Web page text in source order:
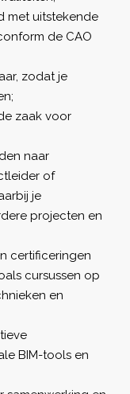
met uitstekende
de CAO
zodat je
zaak voor
naar
of
je
projecten en
certificeringen
cursussen op
en
BIM-tools en